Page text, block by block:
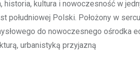
kultura i nowoczesność w
południowej Polski. Położony w
do nowoczesnego ośrodka
urbanistyką przyjazną